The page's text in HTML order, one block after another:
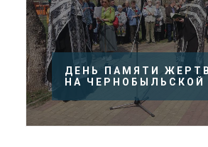
ДЕНЬ ПАМЯТИ
НА ЧЕРНОБЫЛЬСКОЙ